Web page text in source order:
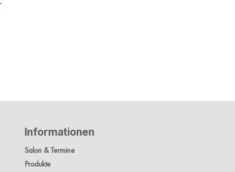
Informationen
Salon & Termine
Produkte